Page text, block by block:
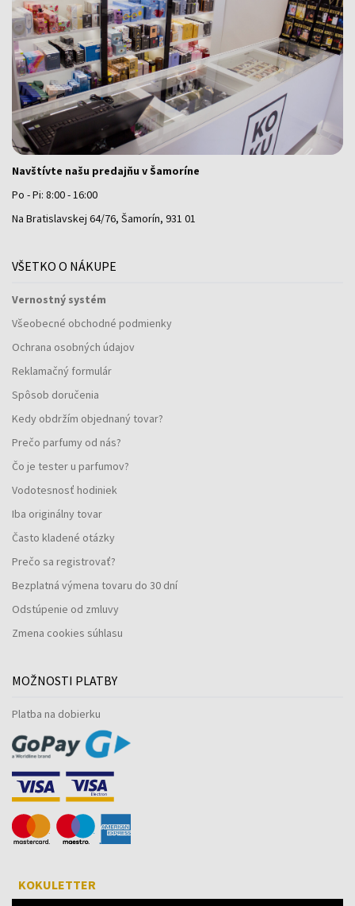
Navštívte našu predajňu v Šamoríne
Po - Pi: 8:00 - 16:00
Na Bratislavskej 64/76, Šamorín, 931 01
VŠETKO O NÁKUPE
Vernostný systém
Všeobecné obchodné podmienky
Ochrana osobných údajov
Reklamačný formulár
Spôsob doručenia
Kedy obdržím objednaný tovar?
Prečo parfumy od nás?
Čo je tester u parfumov?
Vodotesnosť hodiniek
Iba originálny tovar
Často kladené otázky
Prečo sa registrovať?
Bezplatná výmena tovaru do 30 dní
Odstúpenie od zmluvy
Zmena cookies súhlasu
MOŽNOSTI PLATBY
Platba na dobierku
KOKULETTER